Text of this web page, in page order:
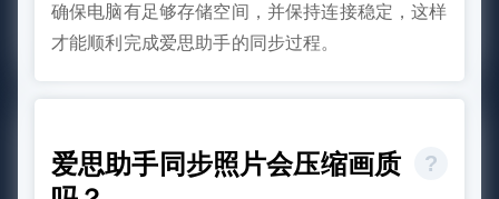
确保电脑有足够存储空间，并保持连接稳定，这样
才能顺利完成爱思助手的同步过程。
爱思助手同步照片会压缩画质